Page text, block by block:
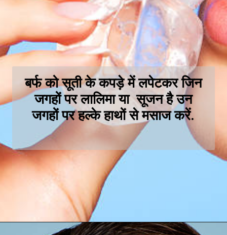
बर्फ को सूती के कपड़े में लपेटकर जिन
जगहों पर लालिमा या सूजन है उन
जगहों पर हल्के हाथों से मसाज करें.